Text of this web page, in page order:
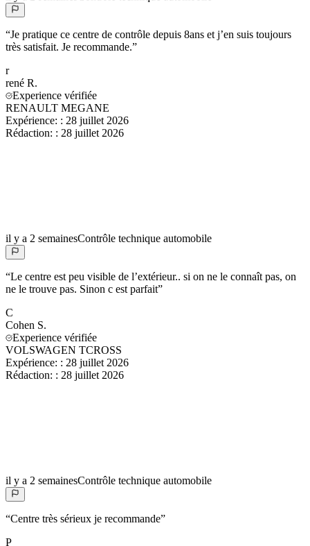
“Je pratique ce centre de contrôle depuis 8ans et j’en suis toujours
très satisfait. Je recommande.”
r
rené R.
Experience vérifiée
RENAULT MEGANE
Expérience: : 28 juillet 2026
Rédaction: : 28 juillet 2026
il y a 2 semainesContrôle technique automobile
“Le centre est peu visible de l’extérieur.. si on ne le connaît pas, on
ne le trouve pas. Sinon c est parfait”
C
Cohen S.
Experience vérifiée
VOLSWAGEN TCROSS
Expérience: : 28 juillet 2026
Rédaction: : 28 juillet 2026
il y a 2 semainesContrôle technique automobile
“Centre très sérieux je recommande”
P